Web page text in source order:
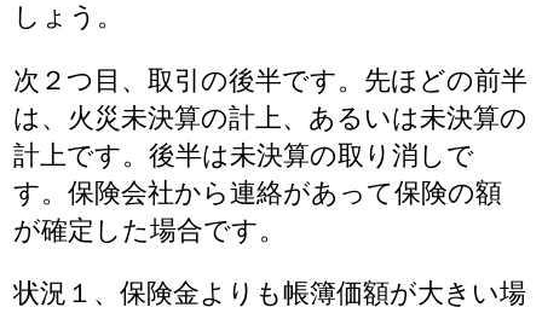
しょう。
次２つ目、取引の後半です。先ほどの前半
は、火災未決算の計上、あるいは未決算の
計上です。後半は未決算の取り消しで
す。保険会社から連絡があって保険の額
が確定した場合です。
状況１、保険金よりも帳簿価額が大きい場